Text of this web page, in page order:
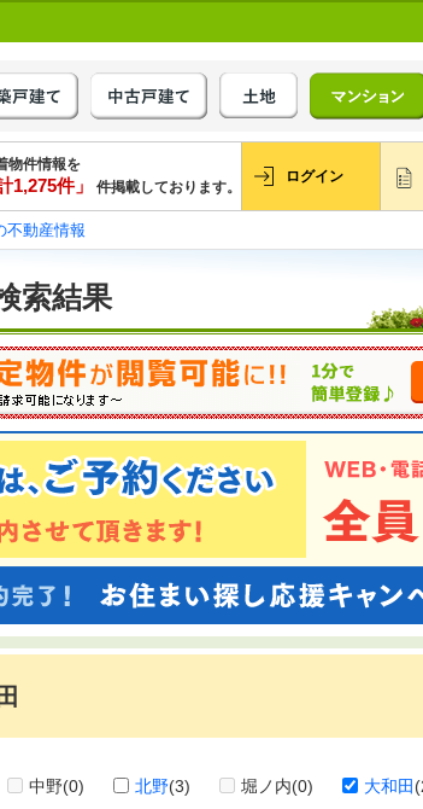
物件情報を
1,275件」 件掲載しております。
ログイン
不動産情報
索結果
中野(0) 北野(3) 堀ノ内(0) 大和田